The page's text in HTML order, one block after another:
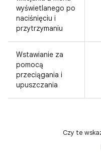
wyświetlanego po
naciśnięciu i
przytrzymaniu
Wstawianie za
pomocą
przeciągania i
upuszczania
Czy te